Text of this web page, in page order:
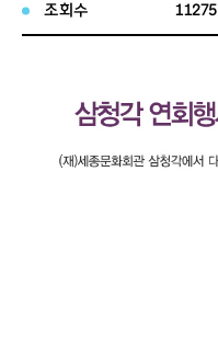
조회수 11275